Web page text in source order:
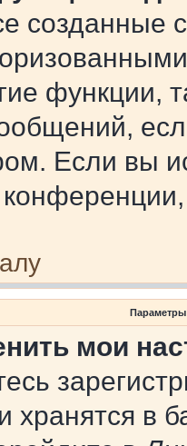
созданные
функции,
Если вы
Параметры
мои
хранятся в